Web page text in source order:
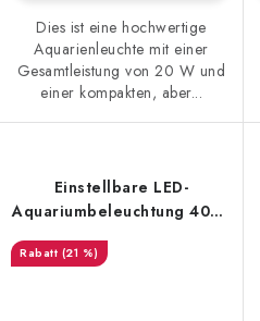
Dies ist eine hochwertige
Aquarienleuchte mit einer
Gesamtleistung von 20 W und
einer kompakten, aber...
Einstellbare LED-
Aquariumbeleuchtung 40W,
(21 %)